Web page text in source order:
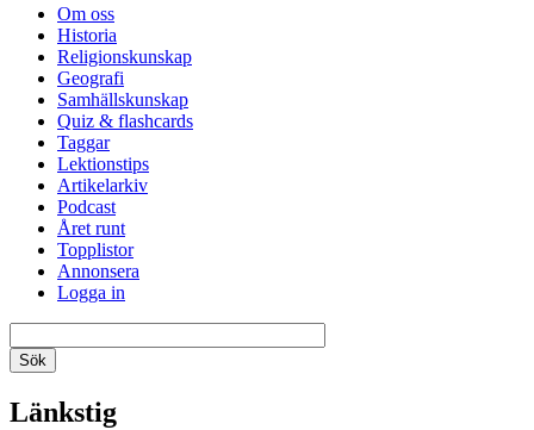
Om oss
Historia
Religionskunskap
Geografi
Samhällskunskap
Quiz & flashcards
Taggar
Lektionstips
Artikelarkiv
Podcast
Året runt
Topplistor
Annonsera
Logga in
Länkstig